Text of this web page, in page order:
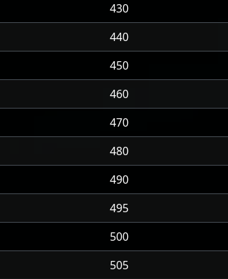
430
440
450
460
470
480
490
495
500
505